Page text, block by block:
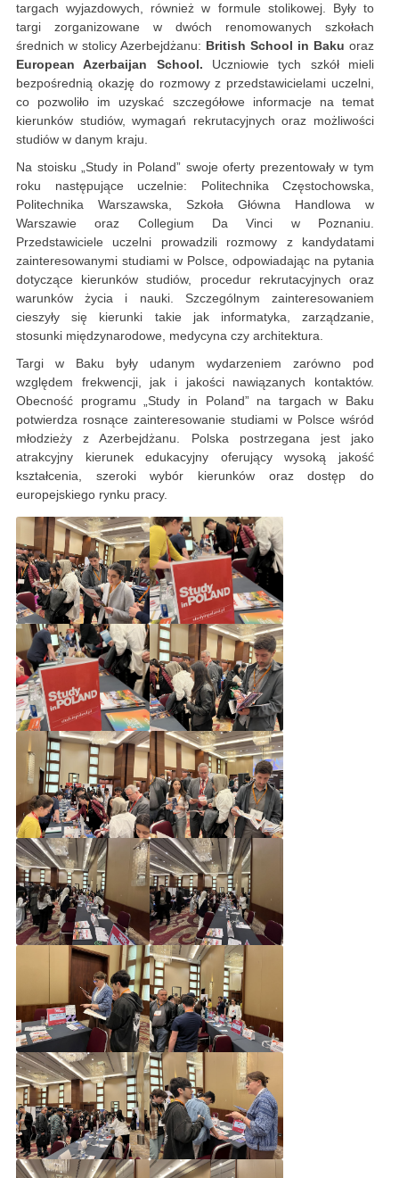
targach wyjazdowych, również w formule stolikowej. Były to
targi zorganizowane w dwóch renomowanych szkołach
średnich w stolicy Azerbejdżanu: British School in Baku oraz
European Azerbaijan School. Uczniowie tych szkół mieli
bezpośrednią okazję do rozmowy z przedstawicielami uczelni,
co pozwoliło im uzyskać szczegółowe informacje na temat
kierunków studiów, wymagań rekrutacyjnych oraz możliwości
studiów w danym kraju.
Na stoisku „Study in Poland” swoje oferty prezentowały w tym
roku następujące uczelnie: Politechnika Częstochowska,
Politechnika Warszawska, Szkoła Główna Handlowa w
Warszawie oraz Collegium Da Vinci w Poznaniu.
Przedstawiciele uczelni prowadzili rozmowy z kandydatami
zainteresowanymi studiami w Polsce, odpowiadając na pytania
dotyczące kierunków studiów, procedur rekrutacyjnych oraz
warunków życia i nauki. Szczególnym zainteresowaniem
cieszyły się kierunki takie jak informatyka, zarządzanie,
stosunki międzynarodowe, medycyna czy architektura.
Targi w Baku były udanym wydarzeniem zarówno pod
względem frekwencji, jak i jakości nawiązanych kontaktów.
Obecność programu „Study in Poland” na targach w Baku
potwierdza rosnące zainteresowanie studiami w Polsce wśród
młodzieży z Azerbejdżanu. Polska postrzegana jest jako
atrakcyjny kierunek edukacyjny oferujący wysoką jakość
kształcenia, szeroki wybór kierunków oraz dostęp do
europejskiego rynku pracy.